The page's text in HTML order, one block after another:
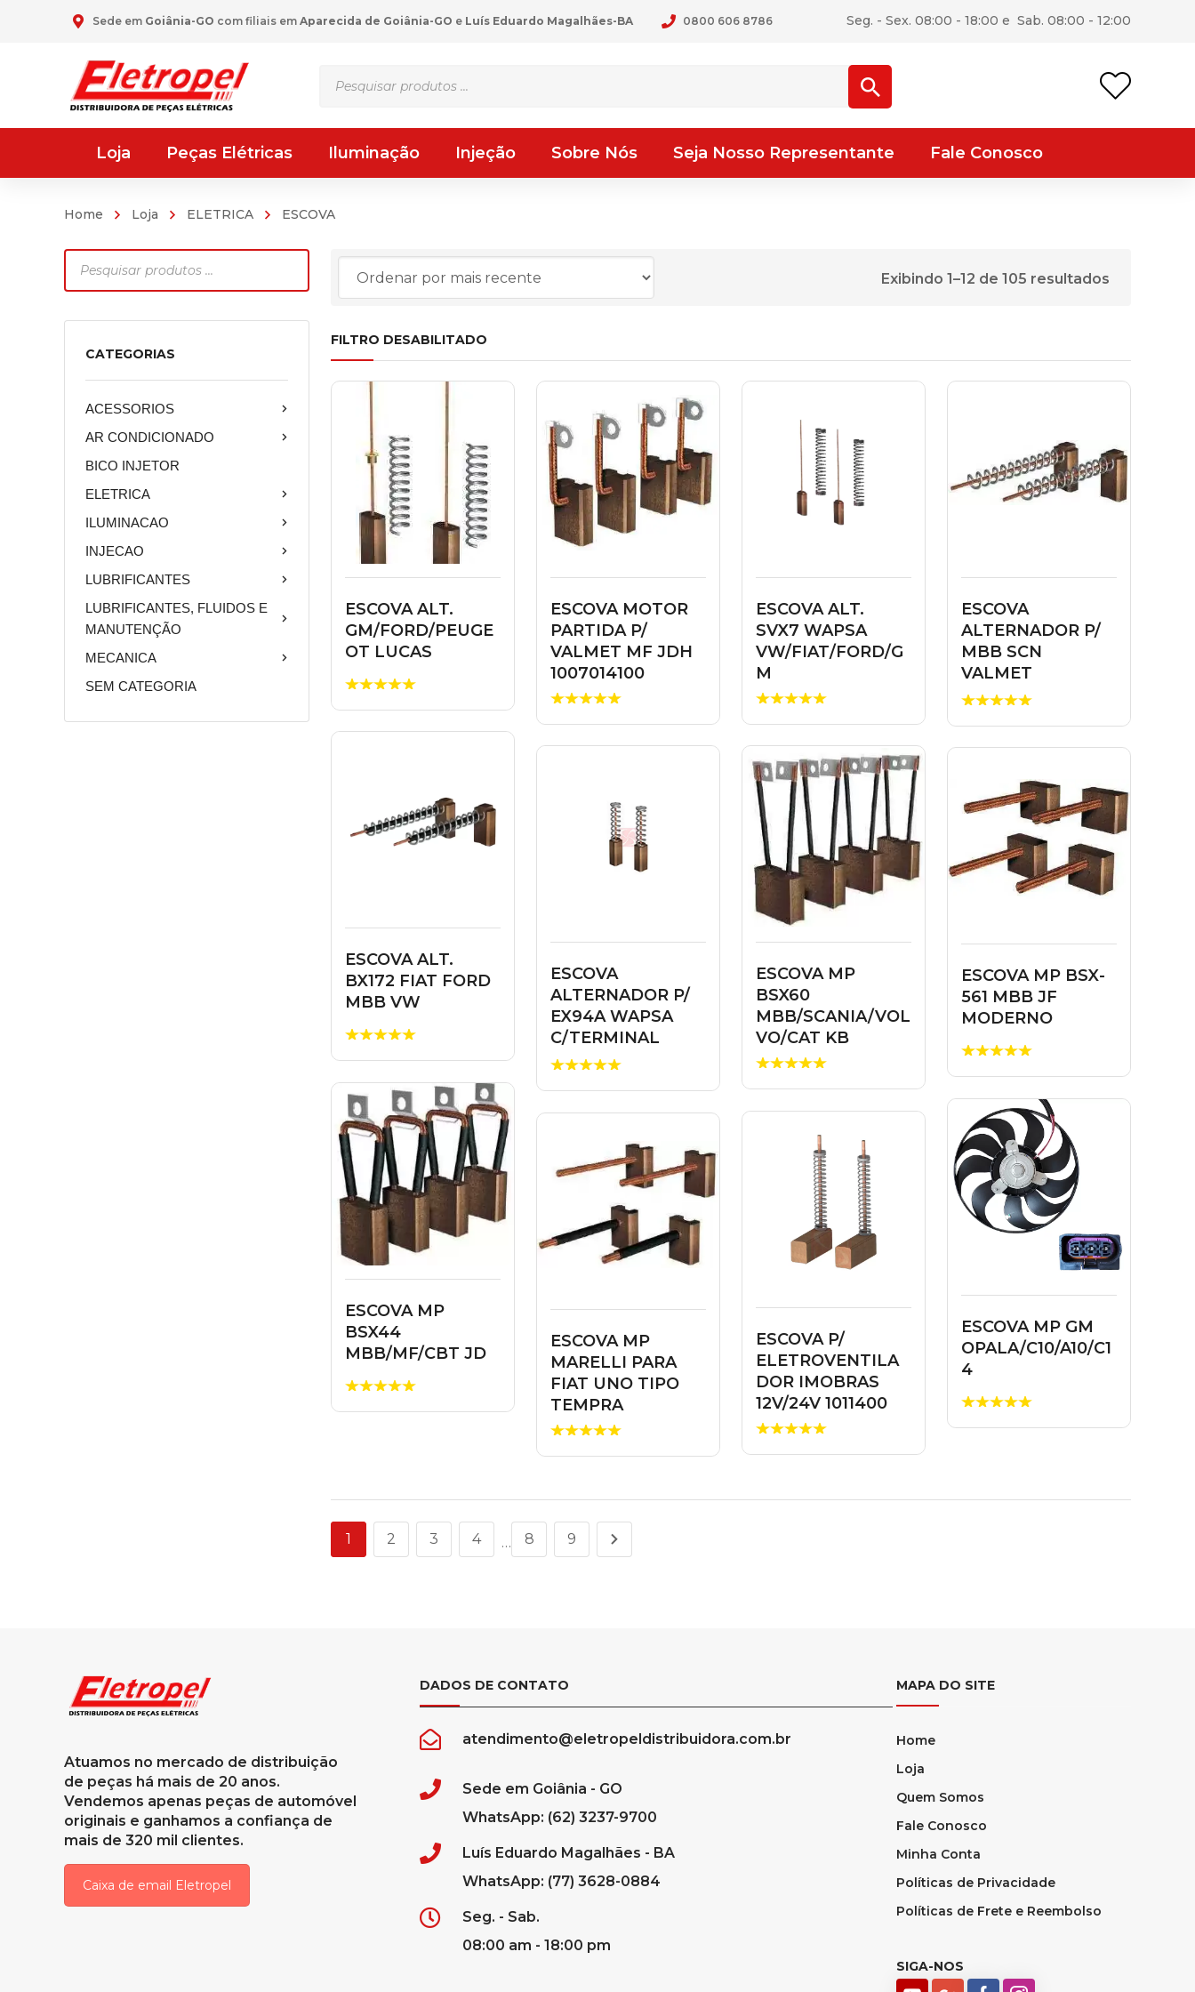
Sede em Goiânia-GO com filiais em Aparecida de Goiânia-GO e Luís Eduardo Magalhães-BA 0800 606 8786 Seg. - Sex. 08:00 - 18:00 e Sab. 08:00 - 12:00
Loja Peças Elétricas Iluminação Injeção Sobre Nós Seja Nosso Representante Fale Conosco
Home Loja ELETRICA ESCOVA
produtos
CATEGORIAS
ACESSORIOS
AR CONDICIONADO
BICO INJETOR
ELETRICA
ILUMINACAO
INJECAO
LUBRIFICANTES
LUBRIFICANTES, FLUIDOS E
MANUTENÇÃO
MECANICA
SEM CATEGORIA
Exibindo 1–12 de 105 resultados
FILTRO DESABILITADO
ESCOVA ALT.
GM/FORD/PEUGE
OT LUCAS
ESCOVA MOTOR
PARTIDA P/
VALMET MF JDH
1007014100
ESCOVA ALT.
SVX7 WAPSA
VW/FIAT/FORD/G
M
ESCOVA
ALTERNADOR P/
MBB SCN
VALMET
TRATORCAT
ESCOVA ALT.
BX172 FIAT FORD
MBB VW
ESCOVA
ALTERNADOR P/
EX94A WAPSA
C/TERMINAL
F000LD9586
ESCOVA MP
BSX60
MBB/SCANIA/VOL
VO/CAT KB
ESCOVA MP BSX-
561 MBB JF
MODERNO
ESCOVA MP
BSX44
MBB/MF/CBT JD
ESCOVA MP GM
OPALA/C10/A10/C1
4
ESCOVA P/
ELETROVENTILA
DOR IMOBRAS
12V/24V 1011400
ESCOVA MP
MARELLI PARA
FIAT UNO TIPO
TEMPRA
1 2 3 4 … 8 9
Atuamos no mercado de distribuição
de peças há mais de 20 anos.
Vendemos apenas peças de automóvel
originais e ganhamos a confiança de
mais de 320 mil clientes.
Caixa de email Eletropel
DADOS DE CONTATO
atendimento@eletropeldistribuidora.com.br
Sede em Goiânia - GO
WhatsApp: (62) 3237-9700
Luís Eduardo Magalhães - BA
WhatsApp: (77) 3628-0884
Seg. - Sab.
08:00 am - 18:00 pm
MAPA DO SITE
Home
Loja
Quem Somos
Fale Conosco
Minha Conta
Políticas de Privacidade
Políticas de Frete e Reembolso
SIGA-NOS